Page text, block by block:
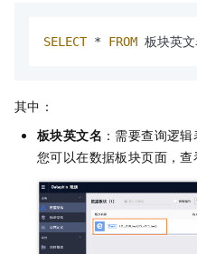
SELECT * FROM 板块英
其中：
板块英文名 ：需要查询逻
您可以在数据板块页面，查